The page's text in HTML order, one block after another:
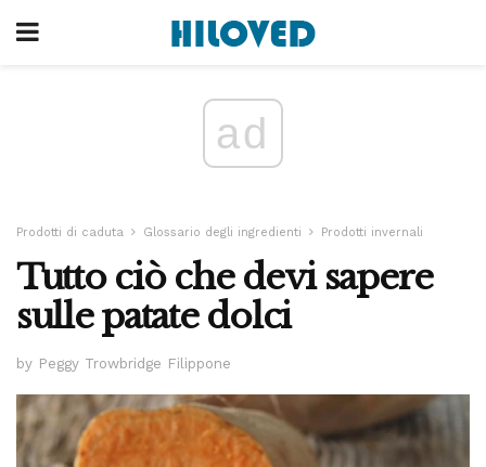
ad
Prodotti di caduta Glossario degli ingredienti Prodotti invernali
Tutto ciò che devi sapere
sulle patate dolci
by Peggy Trowbridge Filippone